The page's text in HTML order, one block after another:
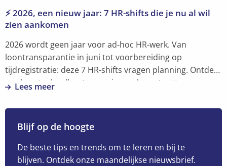
⚡ 2026, een nieuw jaar: 7 HR-shifts die je nu al wil
zien aankomen
2026 wordt geen jaar voor ad-hoc HR-werk. Van
loontransparantie in juni tot voorbereiding op
tijdregistratie: deze 7 HR-shifts vragen planning. Ontdek
per kwartaal welke stappen je nu al moet zetten om
een heldere HR-kalender.
Lees meer
meer
over
2026,
een
Blijf op de hoogte
De beste tips en trends om te leren en bij te
blijven. Ontdek onze maandelijkse nieuwsbrief.